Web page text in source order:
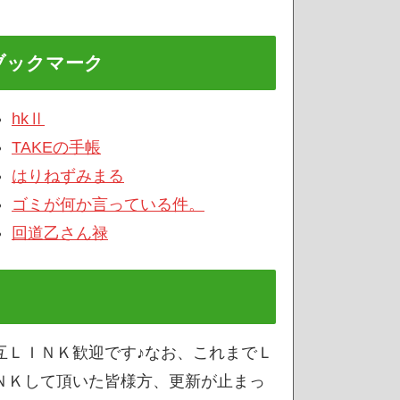
ックマーク
hkⅡ
TAKEの手帳
はりねずみまる
ゴミが何か言っている件。
回道乙さん禄
ＬＩＮＫ歓迎です♪なお、これまでＬ
Ｋして頂いた皆様方、更新が止まっ